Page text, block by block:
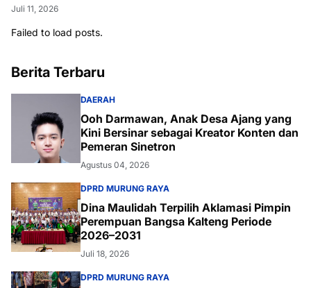
Juli 11, 2026
Failed to load posts.
Berita Terbaru
DAERAH
Ooh Darmawan, Anak Desa Ajang yang
Kini Bersinar sebagai Kreator Konten dan
Pemeran Sinetron
Agustus 04, 2026
DPRD MURUNG RAYA
Dina Maulidah Terpilih Aklamasi Pimpin
Perempuan Bangsa Kalteng Periode
2026–2031
Juli 18, 2026
DPRD MURUNG RAYA